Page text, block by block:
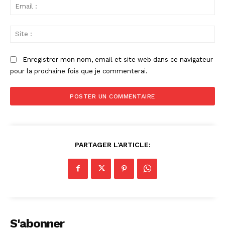
Enregistrer mon nom, email et site web dans ce navigateur
pour la prochaine fois que je commenterai.
PARTAGER L'ARTICLE:
S'abonner